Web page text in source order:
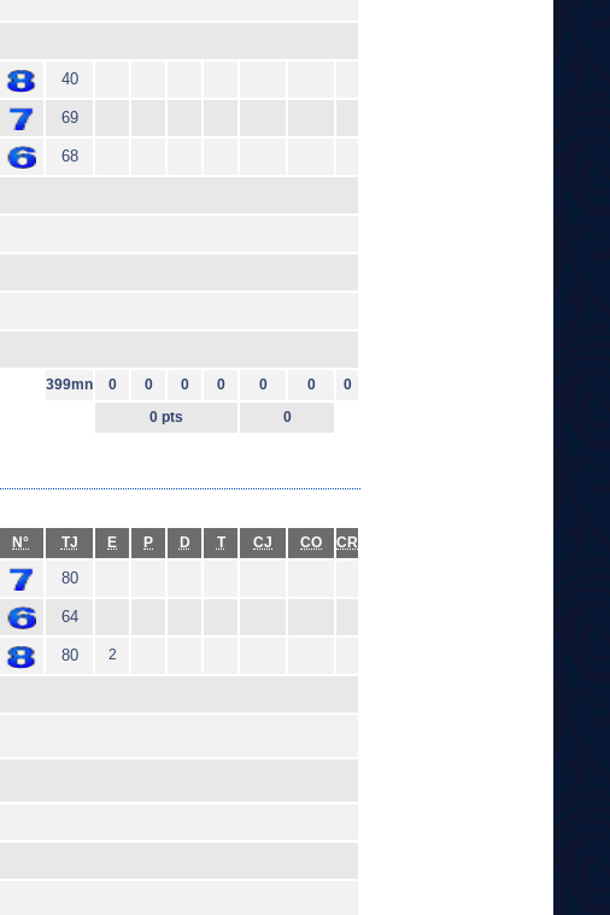
40
69
68
399mn 0 0 0 0 0 0
0
0 pts
0
N° TJ E P D T CJ CO CR
80
64
80 2